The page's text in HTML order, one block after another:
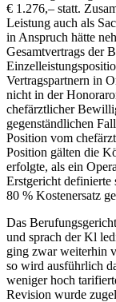
€ 1.276,– statt.
Leistung auch als
in Anspruch hätte
Gesamtvertrags der
Vertragspartnern in
nicht in der
chefärztlicher
gegenständlichen
Position vom
Position gälten die
erfolgte, als ein
Erstgericht definierte
80 % Kostenersatz
Das
und sprach der Kl
ging zwar weiterhin
so wird ausführlich
weniger hoch
Revision wurde